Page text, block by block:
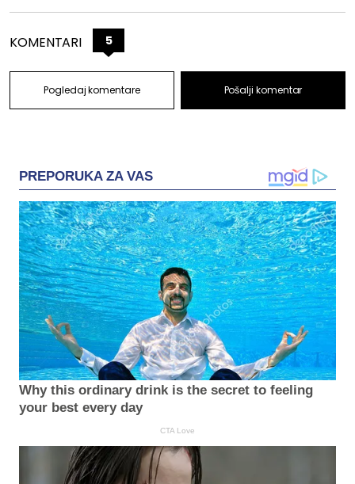
KOMENTARI 5
Pogledaj komentare Pošalji komentar
PREPORUKA ZA VAS
Why this ordinary drink is the secret to feeling
your best every day
CTA Love